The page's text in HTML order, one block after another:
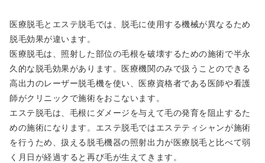
医療脱毛とエステ脱毛では、脱毛に使用する機械が異なるため
脱毛効果が違います。
医療脱毛は、照射した部位の毛根を破壊するための施術で半永
久的な脱毛効果があります。医療機関のみで扱うことのできる
高出力のレーザー脱毛機を使い、医療資格者である医師や看護
師がクリニックで施術をおこないます。
エステ脱毛は、毛根にダメージを与えて毛の発育を阻止するた
めの施術になります。エステ脱毛ではエステティシャンが施術
を行うため、扱える脱毛機器の照射出力が医療脱毛と比べて弱
く月日が経過すると再び毛が生えてきます。